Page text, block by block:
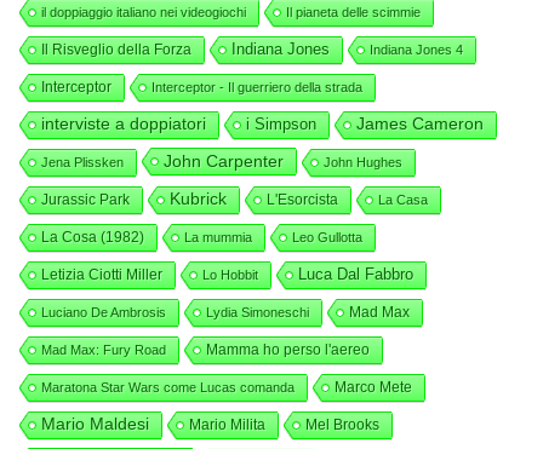
il doppiaggio italiano nei videogiochi Il pianeta delle scimmie
Il Risveglio della Forza Indiana Jones Indiana Jones 4
Interceptor Interceptor - Il guerriero della strada
interviste a doppiatori i Simpson James Cameron
Jena Plissken John Carpenter John Hughes
Jurassic Park Kubrick L'Esorcista La Casa
La Cosa (1982) La mummia Leo Gullotta
Letizia Ciotti Miller Lo Hobbit Luca Dal Fabbro
Luciano De Ambrosis Lydia Simoneschi Mad Max
Mad Max: Fury Road Mamma ho perso l'aereo
Maratona Star Wars come Lucas comanda Marco Mete
Mario Maldesi Mario Milita Mel Brooks